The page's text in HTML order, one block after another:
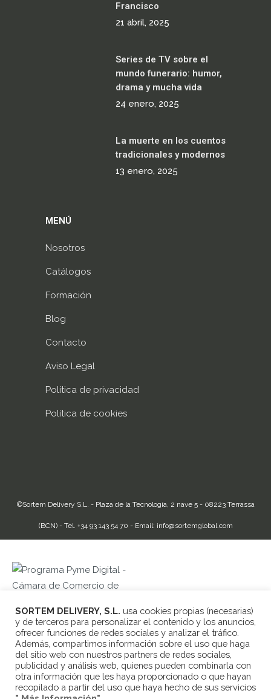
Francisco
21 abril, 2025
Series de TV sobre el
mundo funerario: humor,
drama y mucha vida
24 enero, 2025
La muerte en los cuentos
tradicionales y modernos
13 enero, 2025
MENÚ
Nosotros
Catálogos
Formación
Blog
Contacto
Aviso Legal
Política de privacidad
Política de cookies
©Sortem Delivery S.L. - Plaza de la Tecnología, 2 nave 5 - 08223 Terrassa
(BCN) - Tel. +34 93 143 54 70 - Email: info@sortemglobal.com
SORTEM DELIVERY, SL ha sido beneficiaria de Fondos Europeos,
cuyo objetivo es la mejora de la competitividad de las PYMES, y
gracias al cual ha puesto en marcha un Plan de Acción con el objetivo
de reforzar la digitalización y la competitividad de las pymes durante
el año 2025. Para ello ha contado con el apoyo del Programa Pyme
Digital de la Cámara de Comercio de Terrassa.
#EuropaSeSiente
SORTEM DELIVERY, S.L. usa cookies propias (necesarias)
y de terceros para personalizar el contenido y los anuncios,
ofrecer funciones de redes sociales y analizar el tráfico.
Además, compartimos información sobre el uso que haga
del sitio web con nuestros partners de redes sociales,
publicidad y análisis web, quienes pueden combinarla con
otra información que les haya proporcionado o que hayan
recopilado a partir del uso que haya hecho de sus servicios